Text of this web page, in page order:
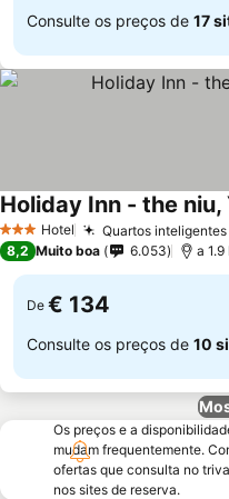
Consulte os preços de 17
3 EstrelasHotel Quartos
Holiday Inn - the
8,2 Muito boa 6.053 a
De € 134
Consulte os preços de 10
Os preços e a
mudam frequentemente.
ofertas que consulta no
nos sites de reserva.